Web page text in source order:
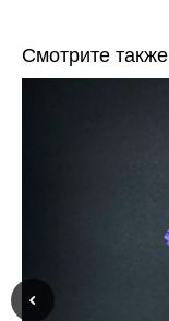
Смотрите также